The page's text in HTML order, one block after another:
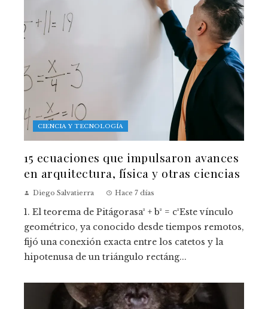
CIENCIA Y TECNOLOGÍA
15 ecuaciones que impulsaron avances
en arquitectura, física y otras ciencias
Diego Salvatierra Hace 7 días
1. El teorema de Pitágorasa² + b² = c²Este vínculo
geométrico, ya conocido desde tiempos remotos,
fijó una conexión exacta entre los catetos y la
hipotenusa de un triángulo rectáng...